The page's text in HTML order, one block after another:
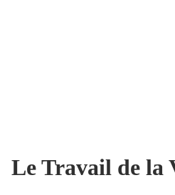
Le Travail de la